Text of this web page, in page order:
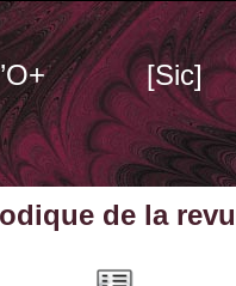
[Sic]
de la